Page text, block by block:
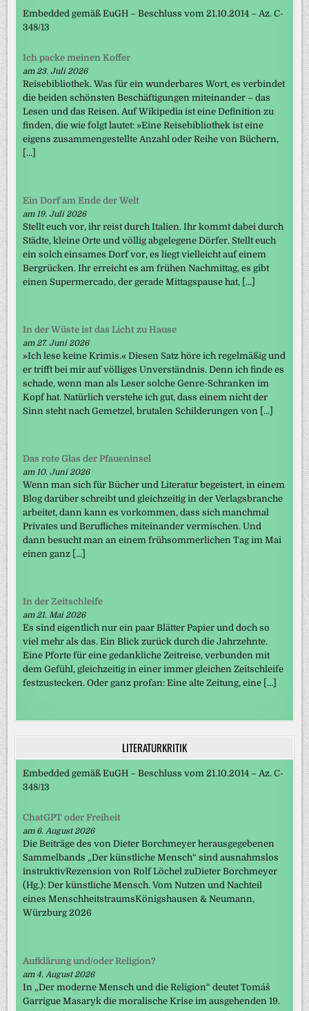
Embedded gemäß EuGH – Beschluss vom 21.10.2014 – Az. C-
348/13
Ich packe meinen Koffer
am 23. Juli 2026
Reisebibliothek. Was für ein wunderbares Wort, es verbindet
die beiden schönsten Beschäftigungen miteinander – das
Lesen und das Reisen. Auf Wikipedia ist eine Definition zu
finden, die wie folgt lautet: »Eine Reisebibliothek ist eine
eigens zusammengestellte Anzahl oder Reihe von Büchern,
[…]
Ein Dorf am Ende der Welt
am 19. Juli 2026
Stellt euch vor, ihr reist durch Italien. Ihr kommt dabei durch
Städte, kleine Orte und völlig abgelegene Dörfer. Stellt euch
ein solch einsames Dorf vor, es liegt vielleicht auf einem
Bergrücken. Ihr erreicht es am frühen Nachmittag, es gibt
einen Supermercado, der gerade Mittagspause hat, […]
In der Wüste ist das Licht zu Hause
am 27. Juni 2026
»Ich lese keine Krimis.« Diesen Satz höre ich regelmäßig und
er trifft bei mir auf völliges Unverständnis. Denn ich finde es
schade, wenn man als Leser solche Genre-Schranken im
Kopf hat. Natürlich verstehe ich gut, dass einem nicht der
Sinn steht nach Gemetzel, brutalen Schilderungen von […]
Das rote Glas der Pfaueninsel
am 10. Juni 2026
Wenn man sich für Bücher und Literatur begeistert, in einem
Blog darüber schreibt und gleichzeitig in der Verlagsbranche
arbeitet, dann kann es vorkommen, dass sich manchmal
Privates und Berufliches miteinander vermischen. Und
dann besucht man an einem frühsommerlichen Tag im Mai
einen ganz […]
In der Zeitschleife
am 21. Mai 2026
Es sind eigentlich nur ein paar Blätter Papier und doch so
viel mehr als das. Ein Blick zurück durch die Jahrzehnte.
Eine Pforte für eine gedankliche Zeitreise, verbunden mit
dem Gefühl, gleichzeitig in einer immer gleichen Zeitschleife
festzustecken. Oder ganz profan: Eine alte Zeitung, eine […]
LITERATURKRITIK
Embedded gemäß EuGH – Beschluss vom 21.10.2014 – Az. C-
348/13
ChatGPT oder Freiheit
am 6. August 2026
Die Beiträge des von Dieter Borchmeyer herausgegebenen
Sammelbands „Der künstliche Mensch“ sind ausnahmslos
instruktivRezension von Rolf Löchel zuDieter Borchmeyer
(Hg.): Der künstliche Mensch. Vom Nutzen und Nachteil
eines MenschheitstraumsKönigshausen & Neumann,
Würzburg 2026
Aufklärung und/oder Religion?
am 4. August 2026
In „Der moderne Mensch und die Religion“ deutet Tomáš
Garrigue Masaryk die moralische Krise im ausgehenden 19.